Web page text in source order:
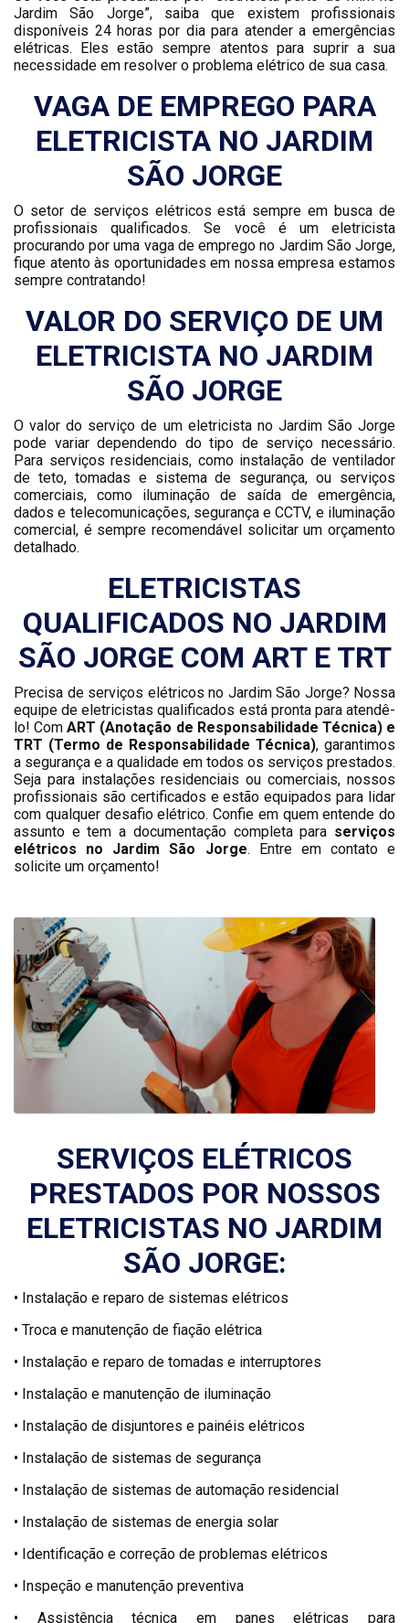
Jardim São Jorge”, saiba que existem profissionais
disponíveis 24 horas por dia para atender a emergências
elétricas. Eles estão sempre atentos para suprir a sua
necessidade em resolver o problema elétrico de sua casa.
VAGA DE EMPREGO PARA
ELETRICISTA NO JARDIM
SÃO JORGE
O setor de serviços elétricos está sempre em busca de
profissionais qualificados. Se você é um eletricista
procurando por uma vaga de emprego no Jardim São Jorge,
fique atento às oportunidades em nossa empresa estamos
sempre contratando!
VALOR DO SERVIÇO DE UM
ELETRICISTA NO JARDIM
SÃO JORGE
O valor do serviço de um eletricista no Jardim São Jorge
pode variar dependendo do tipo de serviço necessário.
Para serviços residenciais, como instalação de ventilador
de teto, tomadas e sistema de segurança, ou serviços
comerciais, como iluminação de saída de emergência,
dados e telecomunicações, segurança e CCTV, e iluminação
comercial, é sempre recomendável solicitar um orçamento
detalhado.
ELETRICISTAS
QUALIFICADOS NO JARDIM
SÃO JORGE COM ART E TRT
Precisa de serviços elétricos no Jardim São Jorge? Nossa
equipe de eletricistas qualificados está pronta para atendê-
lo! ComART (Anotação de Responsabilidade Técnica) e
TRT (Termo de Responsabilidade Técnica), garantimos
a segurança e a qualidade em todos os serviços prestados.
Seja para instalações residenciais ou comerciais, nossos
profissionais são certificados e estão equipados para lidar
com qualquer desafio elétrico. Confie em quem entende do
assunto e tem a documentação completa para serviços
elétricos no Jardim São Jorge. Entre em contato e
solicite um orçamento!
SERVIÇOS ELÉTRICOS
PRESTADOS POR NOSSOS
ELETRICISTAS NO JARDIM
SÃO JORGE:
• Instalação e reparo de sistemas elétricos
• Troca e manutenção de fiação elétrica
• Instalação e reparo de tomadas e interruptores
• Instalação e manutenção de iluminação
• Instalação de disjuntores e painéis elétricos
• Instalação de sistemas de segurança
• Instalação de sistemas de automação residencial
• Instalação de sistemas de energia solar
• Identificação e correção de problemas elétricos
• Inspeção e manutenção preventiva
• Assistência técnica em panes elétricas para